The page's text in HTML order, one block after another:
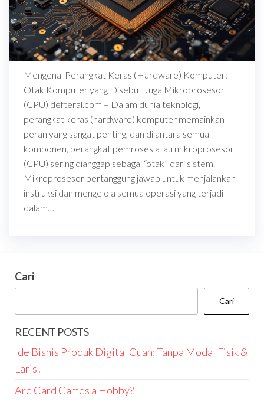
Mengenal Perangkat Keras (Hardware) Komputer:
Otak Komputer yang Disebut Juga Mikroprosesor
(CPU) defteral.com – Dalam dunia teknologi,
perangkat keras (hardware) komputer memainkan
peran yang sangat penting, dan di antara semua
komponen, perangkat pemroses atau mikroprosesor
(CPU) sering dianggap sebagai “otak” dari sistem.
Mikroprosesor bertanggung jawab untuk menjalankan
instruksi dan mengelola semua operasi yang terjadi
dalam…
Cari
Cari
RECENT POSTS
Ide Bisnis Produk Digital Cuan: Tanpa Modal Fisik &
Laris!
Are Card Games a Hobby?